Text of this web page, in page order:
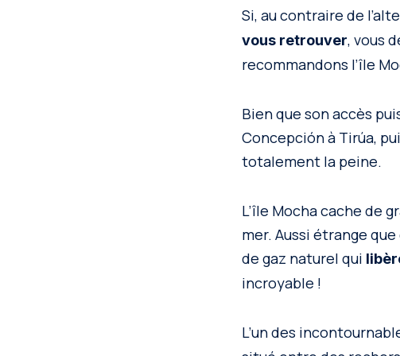
Si, au contraire de
vous retrouver, vous
recommandons l’île
Bien que son accès
Concepción à Tirúa,
totalement la peine.
L’île Mocha cache de
mer. Aussi étrange
de gaz naturel qui
incroyable !
L’un des